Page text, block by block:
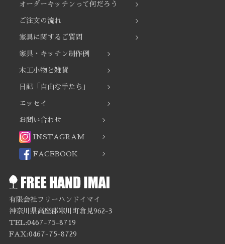
オーダーキッチンって何だろう
ご注文の流れ
家具に関するご質問
家具・キッチン制作例
木工小物と雑貨
日記「自由な手たち」
エッセイ
お問い合わせ
INSTAGRAM
FACEBOOK
有限会社フリーハンドイマイ
神奈川県高座郡寒川町倉見962-3
TEL:0467-75-8719
FAX:0467-75-8729